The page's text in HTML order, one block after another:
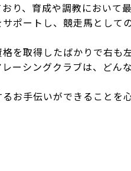
り、育成や調教において
ポートし、競走馬として
を取得したばかりで右も
ーシングクラブは、どん
お手伝いができることを